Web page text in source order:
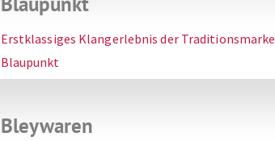
Erstklassiges Klangerlebnis der Traditionsmarke
Blaupunkt
Bleywaren